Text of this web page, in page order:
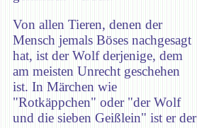
Von allen Tieren, denen der
Mensch jemals Böses nachgesagt
hat, ist der Wolf derjenige, dem
am meisten Unrecht geschehen
ist. In Märchen wie
"Rotkäppchen" oder "der Wolf
und die sieben Geißlein" ist er der